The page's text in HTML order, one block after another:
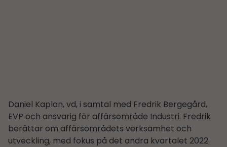
Daniel Kaplan, vd, i samtal med Fredrik Bergegård,
EVP och ansvarig för affärsområde Industri. Fredrik
berättar om affärsområdets verksamhet och
utveckling, med fokus på det andra kvartalet 2022.